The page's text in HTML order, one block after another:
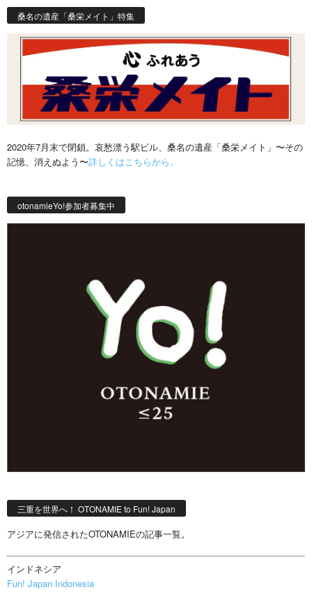
桑名の遺産「桑栄メイト」特集
2020年7月末で閉鎖。哀愁漂う駅ビル、桑名の遺産「桑栄メイト」〜その
記憶、消えぬよう〜詳しくはこちらから。
otonamieYo!参加者募集中
三重を世界へ！ OTONAMIE to Fun! Japan
アジアに発信されたOTONAMIEの記事一覧。
インドネシア
Fun! Japan Indonesia